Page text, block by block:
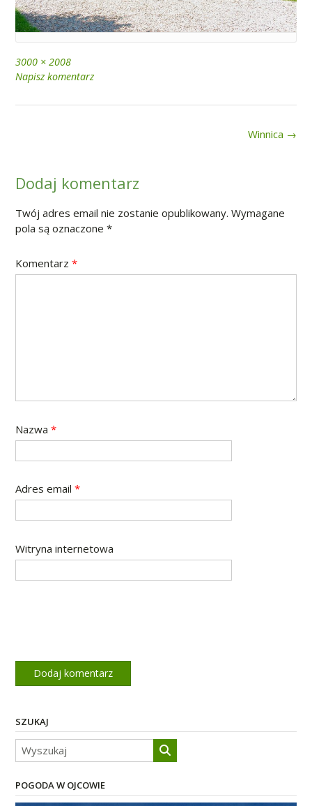
Full
size
3000 × 2008
Napisz komentarz
Winnica →
Dodaj komentarz
Twój adres email nie zostanie opublikowany. Wymagane
pola są oznaczone *
Komentarz *
Nazwa *
Adres email *
Witryna internetowa
SZUKAJ
POGODA W OJCOWIE